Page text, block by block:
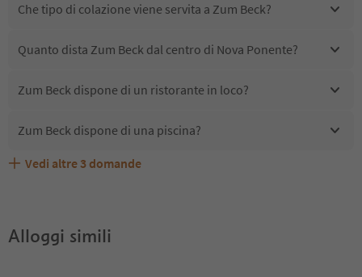
Che tipo di colazione viene servita a Zum Beck?
Quanto dista Zum Beck dal centro di Nova Ponente?
Zum Beck dispone di un ristorante in loco?
Zum Beck dispone di una piscina?
Zum Beck accetta animali domestici?
Quali servizi/attività sono disponibili presso Zum Beck?
Gli ospiti di Zum Beck ricevono l'Alto Adige Guest Pass?
Vedi altre 3 domande
Alloggi simili